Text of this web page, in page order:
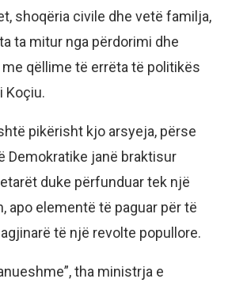
shoqëria civile dhe vetë familja,
ta mitur nga përdorimi dhe
qëllime të errëta të politikës
Koçiu.
pikërisht kjo arsyeja, përse
Demokratike janë braktisur
duke përfunduar tek një
apo elementë të paguar për të
të një revolte popullore.
tha ministrja e